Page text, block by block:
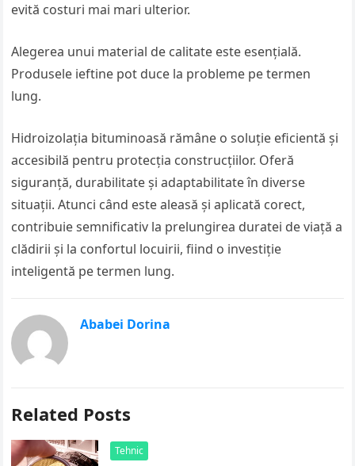
evită costuri mai mari ulterior.
Alegerea unui material de calitate este esențială.
Produsele ieftine pot duce la probleme pe termen
lung.
Hidroizolația bituminoasă rămâne o soluție eficientă și
accesibilă pentru protecția construcțiilor. Oferă
siguranță, durabilitate și adaptabilitate în diverse
situații. Atunci când este aleasă și aplicată corect,
contribuie semnificativ la prelungirea duratei de viață a
clădirii și la confortul locuirii, fiind o investiție
inteligentă pe termen lung.
Ababei Dorina
Related Posts
Tehnic